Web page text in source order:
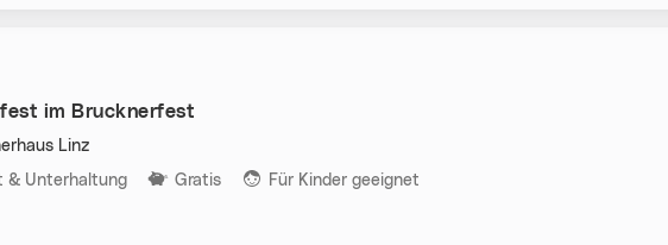
im Brucknerfest
Linz
& Unterhaltung Gratis Für Kinder geeignet